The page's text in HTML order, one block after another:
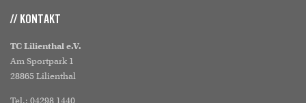
// KONTAKT
TC Lilienthal e.V.
Am Sportpark 1
28865 Lilienthal